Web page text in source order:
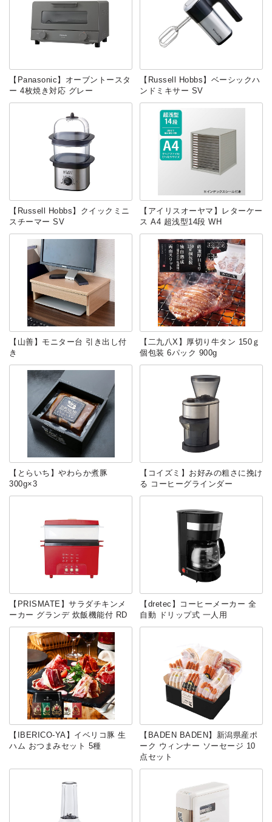
【Panasonic】オーブントースタ
ー 4枚焼き対応 グレー
【Russell Hobbs】ベーシックハ
ンドミキサー SV
【Russell Hobbs】クイックミニ
スチーマー SV
【アイリスオーヤマ】レターケー
ス A4 超浅型14段 WH
【山善】モニター台 引き出し付
き
【二九八X】厚切り牛タン 150ｇ
個包装 6パック 900g
【とらいち】やわらか煮豚
300g×3
【コイズミ】お好みの粗さに挽け
る コーヒーグラインダー
【PRISMATE】サラダチキンメ
ーカー グランデ 炊飯機能付 RD
【dretec】コーヒーメーカー 全
自動 ドリップ式 一人用
【‎IBERICO-YA】イベリコ豚 生
ハム おつまみセット 5種
【‎BADEN BADEN】新潟県産ポ
ーク ウィンナー ソーセージ 10
点セット